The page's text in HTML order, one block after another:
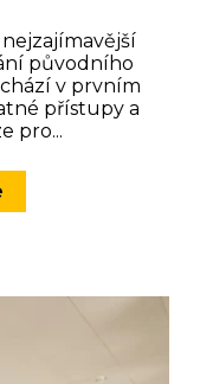
původního
v prvním
přístupy a
pro...